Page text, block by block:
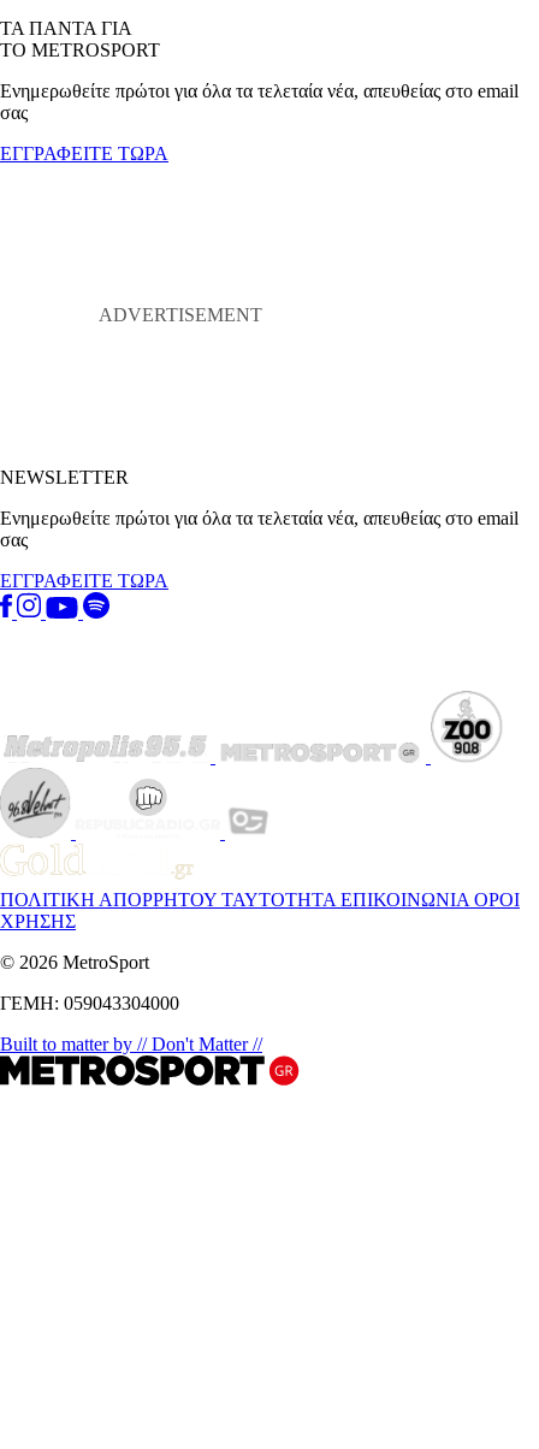
ΤΑ ΠΑΝΤΑ ΓΙΑ
ΤΟ METROSPORT
Ενημερωθείτε πρώτοι για όλα τα τελεταία νέα, απευθείας στο email
σας
ΕΓΓΡΑΦΕΙΤΕ ΤΩΡΑ
NEWSLETTER
Ενημερωθείτε πρώτοι για όλα τα τελεταία νέα, απευθείας στο email
σας
ΕΓΓΡΑΦΕΙΤΕ ΤΩΡΑ
ΠΟΛΙΤΙΚΗ ΑΠΟΡΡΗΤΟΥ ΤΑΥΤΟΤΗΤΑ ΕΠΙΚΟΙΝΩΝΙΑ ΟΡΟΙ
ΧΡΗΣΗΣ
© 2026 MetroSport
ΓΕΜΗ: 059043304000
Built to matter by // Don't Matter //